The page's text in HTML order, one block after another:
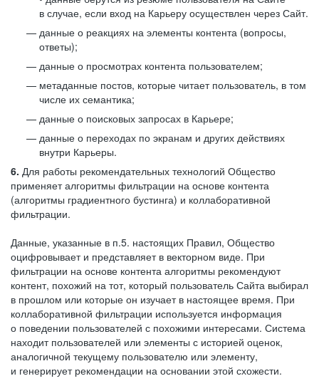
в случае, если вход на Карьеру осуществлен через Сайт.
данные о реакциях на элементы контента (вопросы,
ответы);
данные о просмотрах контента пользователем;
метаданные постов, которые читает пользователь, в том
числе их семантика;
данные о поисковых запросах в Карьере;
данные о переходах по экранам и других действиях
внутри Карьеры.
6. Для работы рекомендательных технологий Общество
применяет алгоритмы фильтрации на основе контента
(алгоритмы градиентного бустинга) и коллаборативной
фильтрации.
Данные, указанные в п.5. настоящих Правил, Общество
оцифровывает и представляет в векторном виде. При
фильтрации на основе контента алгоритмы рекомендуют
контент, похожий на тот, который пользователь Сайта выбирал
в прошлом или которые он изучает в настоящее время. При
коллаборативной фильтрации используется информация
о поведении пользователей с похожими интересами. Система
находит пользователей или элементы с историей оценок,
аналогичной текущему пользователю или элементу,
и генерирует рекомендации на основании этой схожести.